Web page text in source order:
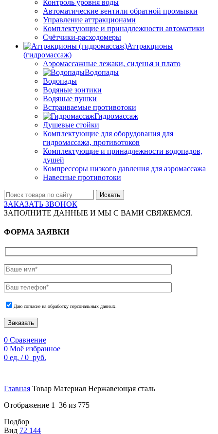
Контроль уровня воды
Автоматические вентили обратной промывки
Управление аттракционами
Комплектующие и принадлежности автоматики
Счётчики-расходомеры
Аттракционы
(гидромассаж)
Аэромассажные лежаки, сиденья и плато
Водопады
Водопады
Водяные зонтики
Водяные пушки
Встраиваемые противотоки
Гидромассаж
Душевые стойки
Комплектующие для оборудования для
гидромассажа, противотоков
Комплектующие и принадлежности водопадов,
душей
Компрессоры низкого давления для аэромассажа
Навесные противотоки
Искать
ЗАКАЗАТЬ ЗВОНОК
ЗАПОЛНИТЕ ДАННЫЕ И МЫ С ВАМИ СВЯЖЕМСЯ.
ФОРМА ЗАЯВКИ
Даю согласие на обработку персональных данных.
Заказать
0 Сравнение
0 Моё избранное
0 ед. / 0 руб.
Главная Товар Материал Нержавеющая сталь
Отображение 1–36 из 775
Подбор
Вид 72 144